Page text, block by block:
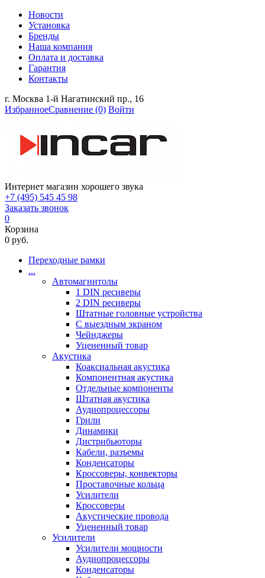
Новости
Установка
Бренды
Наша компания
Оплата и доставка
Гарантия
Контакты
г. Москва 1-й Нагатинский пр., 16
ИзбранноеСравнение (0) Войти
Интернет магазин хорошего звука
+7 (495) 545 45 98
Заказать звонок
0
Корзина
0 руб.
Переходные рамки
...
Автомагнитолы
1 DIN ресиверы
2 DIN ресиверы
Штатные головные устройства
С выездным экраном
Чейнджеры
Уцененный товар
Акустика
Коаксиальная акустика
Компонентная акустика
Отдельные компоненты
Штатная акустика
Аудиопроцессоры
Грили
Динамики
Дистрибьюторы
Кабели, разъемы
Конденсаторы
Кроссоверы, конвекторы
Проставочные кольца
Усилители
Кроссоверы
Акустические провода
Уцененный товар
Усилители
Усилители мощности
Аудиопроцессоры
Конденсаторы